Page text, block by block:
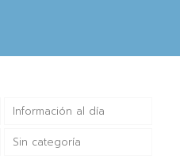
Información al día
Sin categoría